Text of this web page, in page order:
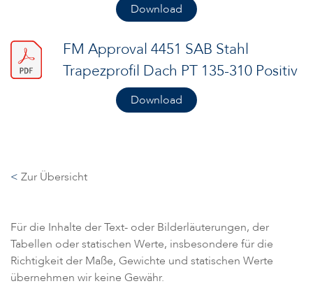
Download
FM Approval 4451 SAB Stahl
Trapezprofil Dach PT 135-310 Positiv
Download
< Zur Übersicht
Für die Inhalte der Text- oder Bilderläuterungen, der
Tabellen oder statischen Werte, insbesondere für die
Richtigkeit der Maße, Gewichte und statischen Werte
übernehmen wir keine Gewähr.